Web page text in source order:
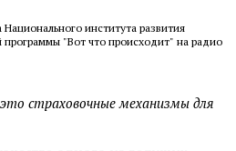
института развития
"Вот что происходит" на радио
страховочные механизмы для